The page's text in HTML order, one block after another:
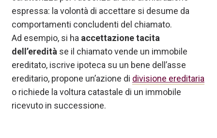
espressa: la volontà di accettare si desume da
comportamenti concludenti del chiamato.
Ad esempio, si ha accettazione tacita
dell’eredità se il chiamato vende un immobile
ereditato, iscrive ipoteca su un bene dell’asse
ereditario, propone un’azione di divisione ereditaria
o richiede la voltura catastale di un immobile
ricevuto in successione.